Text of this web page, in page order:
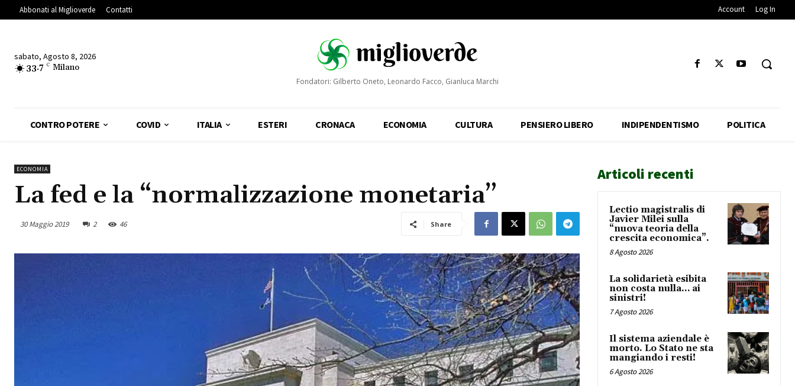
Abbonati al Miglioverde Contatti Account Log In
sabato, Agosto 8, 2026
33.7 C Milano
Fondatori: Gilberto Oneto, Leonardo Facco, Gianluca Marchi
CONTRO POTERE COVID ITALIA ESTERI CRONACA ECONOMIA CULTURA PENSIERO LIBERO INDIPENDENTISMO POLITICA
ECONOMIA
La fed e la “normalizzazione monetaria”
30 Maggio 2019 2 46 Share
Articoli recenti
Lectio magistralis di
Javier Milei sulla
“nuova teoria della
crescita economica”.
8 Agosto 2026
La solidarietà esibita
non costa nulla… ai
sinistri!
7 Agosto 2026
Il sistema aziendale è
morto. Lo Stato ne sta
mangiando i resti!
6 Agosto 2026